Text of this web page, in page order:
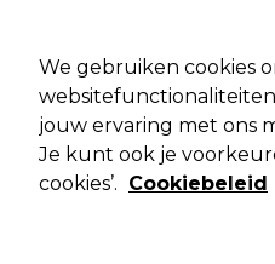
Volgende
We gebruiken cookies
jouw ervaring met ons
Je kunt ook je
cookies’. Cookiebeleid